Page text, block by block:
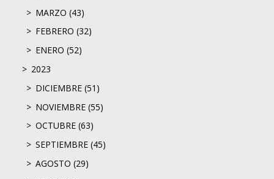
MARZO (43)
FEBRERO (32)
ENERO (52)
2023
DICIEMBRE (51)
NOVIEMBRE (55)
OCTUBRE (63)
SEPTIEMBRE (45)
AGOSTO (29)